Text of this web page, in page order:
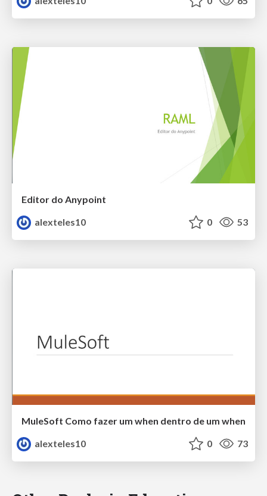
Editor do Anypoint
alexteles10
0 53
MuleSoft Como fazer um when dentro de um when
alexteles10
0 73